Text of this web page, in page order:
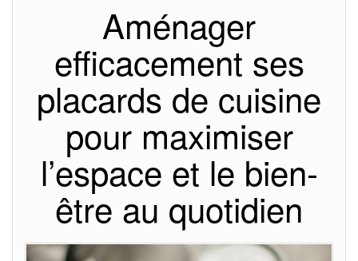
Aménager
efficacement ses
placards de cuisine
pour maximiser
l’espace et le bien-
être au quotidien